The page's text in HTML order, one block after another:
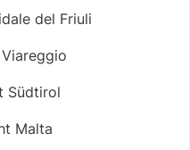
del Friuli
Südtirol
Malta